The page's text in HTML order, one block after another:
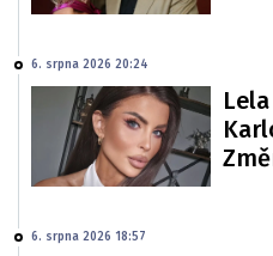
6. srpna 2026 20:24
6. srpna 2026 18:57